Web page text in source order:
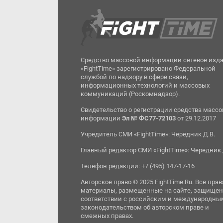
Средство массовой информации сетевое
«FightTime» зарегистрировано Федеральной
службой по надзору в сфере связи,
информационных технологий и массовых
коммуникаций (Роскомнадзор).
Свидетельство о регистрации средства
информацииЭл № ФС77-72103 от 29.12.2017
Учредитель СМИ «FightTime»: Чередник Д.В.
Главный редактор СМИ «FightTime»: Чередник
Телефон редакции: +7 (495) 147-17-16
Авторское право © 2025 FightTime.Ru. Все
материалы, размещенные на сайте,
соответствии с российским и
законодательством об авторском праве и
смежных правах.